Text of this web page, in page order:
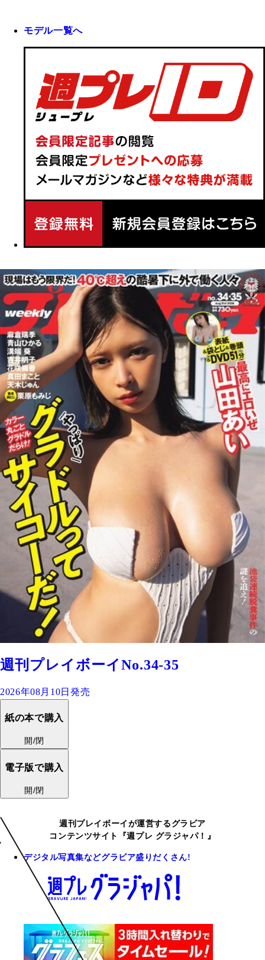
モデル一覧へ
週刊プレイボーイNo.34-35
2026年08月10日発売
紙の本で購入
開/閉
電子版で購入
開/閉
週刊プレイボーイが運営するグラビア
コンテンツサイト『週プレ グラジャパ！』
デジタル写真集などグラビア盛りだくさん!